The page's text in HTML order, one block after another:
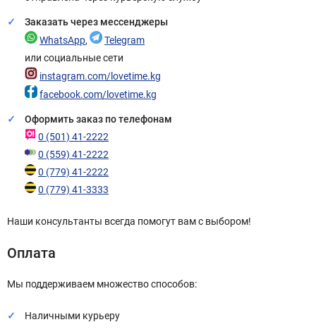
Заказать через мессенджеры
WhatsApp,
Telegram
или социальные сети
instagram.com/lovetime.kg
facebook.com/lovetime.kg
Оформить заказ по телефонам
0 (501) 41-2222
0 (559) 41-2222
0 (779) 41-2222
0 (779) 41-3333
Наши консультанты всегда помогут вам с выбором!
Оплата
Мы поддерживаем множество способов:
Наличными курьеру